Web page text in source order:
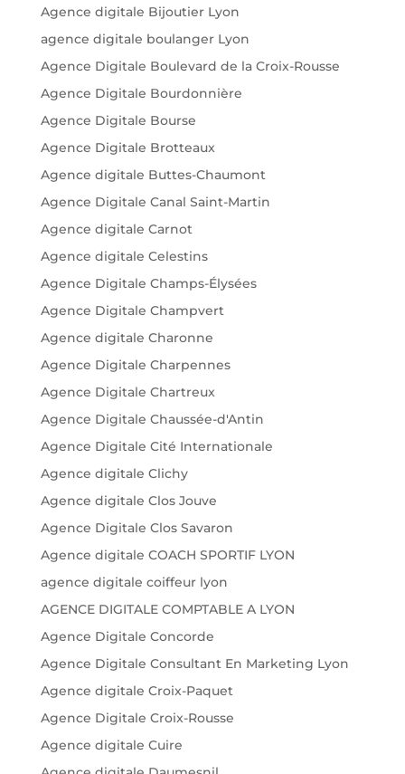
Agence digitale Bijoutier Lyon
agence digitale boulanger Lyon
Agence Digitale Boulevard de la Croix-Rousse
Agence Digitale Bourdonnière
Agence Digitale Bourse
Agence Digitale Brotteaux
Agence digitale Buttes-Chaumont
Agence Digitale Canal Saint-Martin
Agence digitale Carnot
Agence digitale Celestins
Agence Digitale Champs-Élysées
Agence Digitale Champvert
Agence digitale Charonne
Agence Digitale Charpennes
Agence Digitale Chartreux
Agence Digitale Chaussée-d'Antin
Agence Digitale Cité Internationale
Agence digitale Clichy
Agence digitale Clos Jouve
Agence Digitale Clos Savaron
Agence digitale COACH SPORTIF LYON
agence digitale coiffeur lyon
AGENCE DIGITALE COMPTABLE A LYON
Agence Digitale Concorde
Agence Digitale Consultant En Marketing Lyon
Agence digitale Croix-Paquet
Agence Digitale Croix-Rousse
Agence digitale Cuire